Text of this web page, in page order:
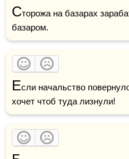
Сторожа на базарах
базаром.
Если начальство
хочет чтоб туда лизнули!